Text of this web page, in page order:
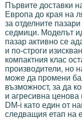
Първите доставки
Европа до края на
за отделните
седмици. Моделът
пазар активно се
и по-строги
компактния клас
производители, но
може да промени
възможност, за да
и агресивна
DM-i като един от
следващия етап на